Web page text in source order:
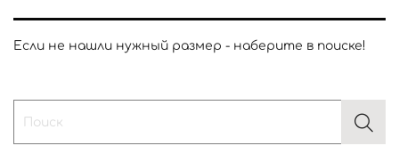
Если не нашли нужный размер - наберите в поиске!